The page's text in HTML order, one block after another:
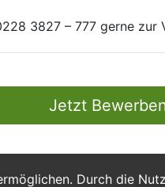
Durch die
3827 – 777 gerne zur
Jetzt